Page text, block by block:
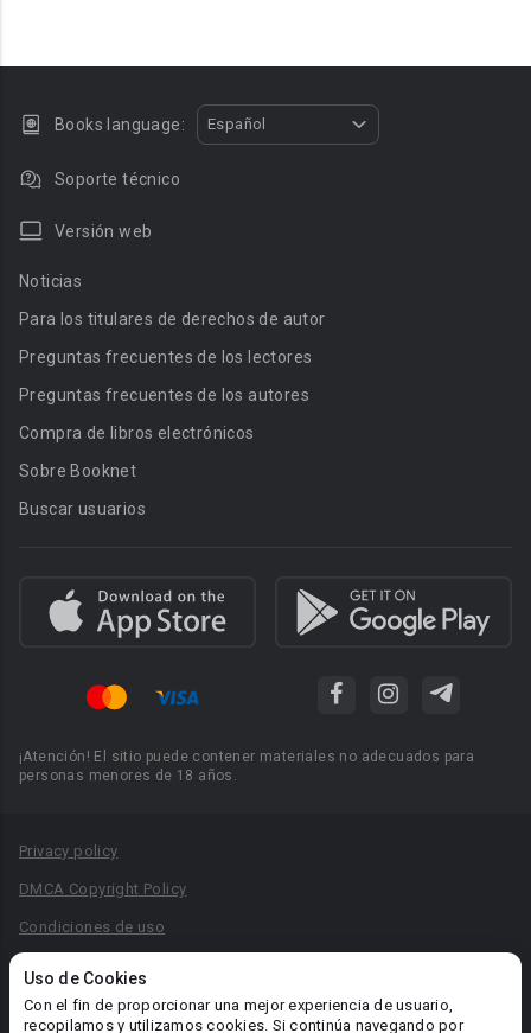
Uso de Cookies
Con el fin de proporcionar una mejor experiencia de usuario,
recopilamos y utilizamos cookies. Si continúa navegando por
Books language: Español
Soporte técnico
Versión web
Noticias
Para los titulares de derechos de autor
Preguntas frecuentes de los lectores
Preguntas frecuentes de los autores
Compra de libros electrónicos
Sobre Booknet
Buscar usuarios
¡Atención! El sitio puede contener materiales no adecuados para
personas menores de 18 años.
Privacy policy
DMCA Copyright Policy
Condiciones de uso
Reglas para la publicación de libros